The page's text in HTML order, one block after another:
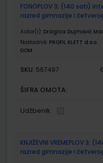
FONOPLOV 3; (140 sati)
razred gimnazije i
Autor(i): Dragica Dujmović
Nakladnik: PROFIL KLETT d.o.o.
DOM
SKU: 567487
ŠIFRA OMOTA:
Udžbenik
KNJIŽEVNI VREMEPLOV
razred gimnazije i